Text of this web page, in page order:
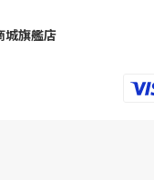
城旗艦店